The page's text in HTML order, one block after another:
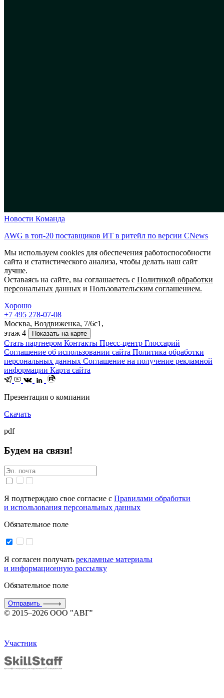
Новости Команда
AWG в топ-20 поставщиков ИТ в ритейл по версии CNews
Мы используем cookies для обеспечения работоспособности
сайта и статистического анализа, чтобы делать наш сайт
лучше.
Оставаясь на сайте, вы соглашаетесь с Политикой обработки
персональных данных и Пользовательским соглашением.
Хорошо
+7 495 278-07-08
Москва, Воздвиженка, 7/6с1,
этаж 4
Показать на карте
Стать партнером Контакты Пресс-центр Глоссарий
Соглашение об использовании сайта Политика обработки
персональных данных Соглашение на получение рекламной
информации Карта сайта
Презентация о компании
Скачать
pdf
Будем на связи!
Я подтверждаю свое согласие с Правилами обработки
и использования персональных данных
Обязательное поле
Я согласен получать рекламные материалы
и информационную рассылку
Обязательное поле
Отправить
© 2015–2026 ООО "АВГ"
Участник